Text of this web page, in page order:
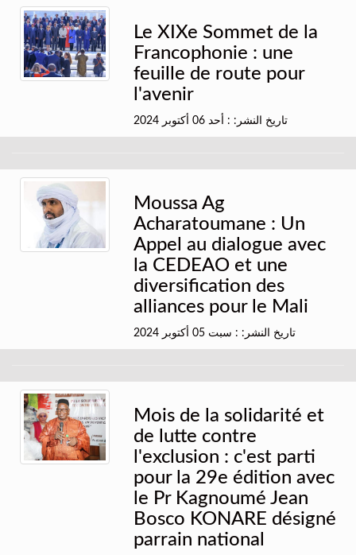
Le XIXe Sommet de la
Francophonie : une
feuille de route pour
l'avenir
تاريخ النشر: : أحد 06 أكتوبر 2024
Moussa Ag
Acharatoumane : Un
Appel au dialogue avec
la CEDEAO et une
diversification des
alliances pour le Mali
تاريخ النشر: : سبت 05 أكتوبر 2024
Mois de la solidarité et
de lutte contre
l'exclusion : c'est parti
pour la 29e édition avec
le Pr Kagnoumé Jean
Bosco KONARE désigné
parrain national